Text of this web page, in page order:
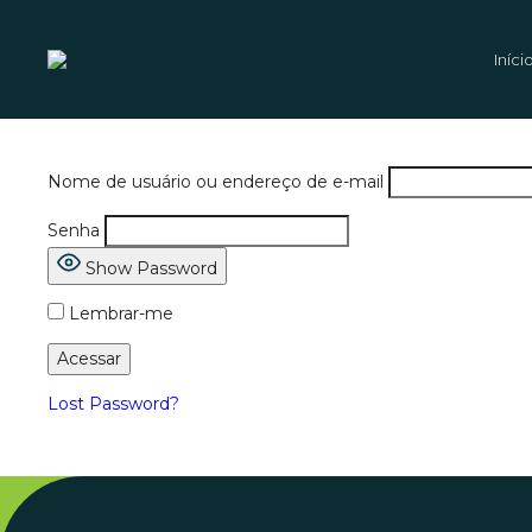
Início
Nome de usuário ou endereço de e-mail
Senha
Show Password
Lembrar-me
Lost Password?